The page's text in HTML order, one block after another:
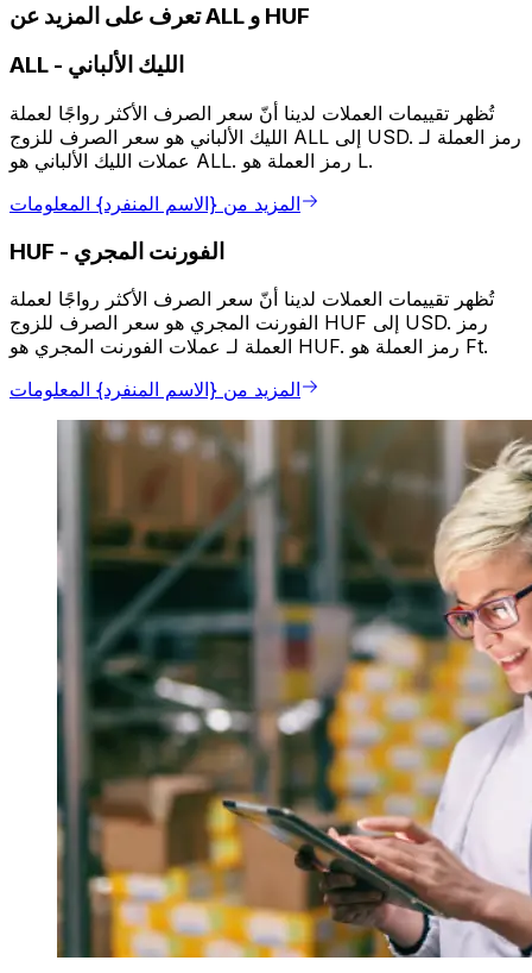
تعرف على المزيد عن ALL و HUF
ALL - الليك الألباني
تُظهر تقييمات العملات لدينا أنّ سعر الصرف الأكثر رواجًا لعملة
الليك الألباني هو سعر الصرف للزوج ALL إلى USD. رمز العملة لـ
عملات الليك الألباني هو ALL. رمز العملة هو L.
المزيد من {الاسم المنفرد} المعلومات
HUF - الفورنت المجري
تُظهر تقييمات العملات لدينا أنّ سعر الصرف الأكثر رواجًا لعملة
الفورنت المجري هو سعر الصرف للزوج HUF إلى USD. رمز
العملة لـ عملات الفورنت المجري هو HUF. رمز العملة هو Ft.
المزيد من {الاسم المنفرد} المعلومات